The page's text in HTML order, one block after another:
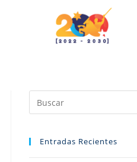
Entradas Recientes